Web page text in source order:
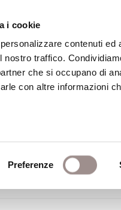
i cookie
contenuti ed
nostro traffico.
che si occupano di
con altre informazioni
Preferenze
Centro
Università di